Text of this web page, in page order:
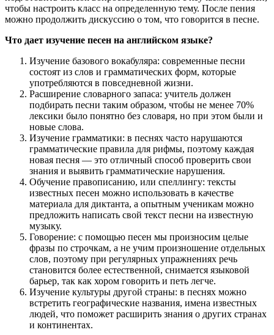
чтобы настроить класс на определенную тему. После пения
можно продолжить дискуссию о том, что говорится в песне.
Что дает изучение песен на английском языке?
Изучение базового вокабуляра: современные песни
состоят из слов и грамматических форм, которые
употребляются в повседневной жизни.
Расширение словарного запаса: учитель должен
подбирать песни таким образом, чтобы не менее 70%
лексики было понятно без словаря, но при этом были и
новые слова.
Изучение грамматики: в песнях часто нарушаются
грамматические правила для рифмы, поэтому каждая
новая песня — это отличный способ проверить свои
знания и выявить грамматические нарушения.
Обучение правописанию, или спеллингу: тексты
известных песен можно использовать в качестве
материала для диктанта, а опытным ученикам можно
предложить написать свой текст песни на известную
музыку.
Говорение: с помощью песен мы произносим целые
фразы по строчкам, а не учим произношение отдельных
слов, поэтому при регулярных упражнениях речь
становится более естественной, снимается языковой
барьер, так как хором говорить и петь легче.
Изучение культуры другой страны: в песнях можно
встретить географические названия, имена известных
людей, что поможет расширить знания о других странах
и континентах.